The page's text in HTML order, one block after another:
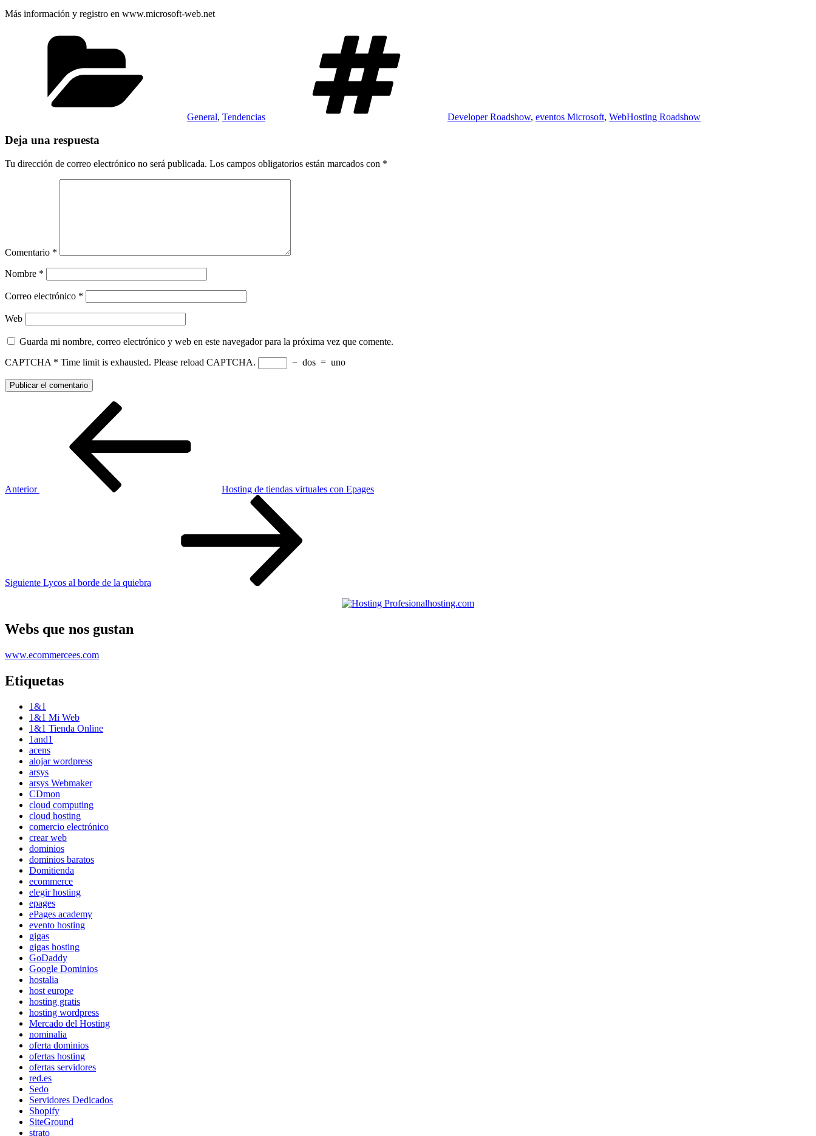
Más información y registro en www.microsoft-web.net
General, Tendencias Developer Roadshow, eventos Microsoft, WebHosting Roadshow
Deja una respuesta
Tu dirección de correo electrónico no será publicada. Los campos obligatorios están marcados con *
Comentario *
Nombre *
Correo electrónico *
Web
Guarda mi nombre, correo electrónico y web en este navegador para la próxima vez que comente.
CAPTCHA * Time limit is exhausted. Please reload CAPTCHA. − dos = uno
Anterior
Hosting de tiendas virtuales con Epages
Siguiente Lycos al borde de la quiebra
Webs que nos gustan
www.ecommercees.com
Etiquetas
1&1
1&1 Mi Web
1&1 Tienda Online
1and1
acens
alojar wordpress
arsys
arsys Webmaker
CDmon
cloud computing
cloud hosting
comercio electrónico
crear web
dominios
dominios baratos
Domitienda
ecommerce
elegir hosting
epages
ePages academy
evento hosting
gigas
gigas hosting
GoDaddy
Google Dominios
hostalia
host europe
hosting gratis
hosting wordpress
Mercado del Hosting
nominalia
oferta dominios
ofertas hosting
ofertas servidores
red.es
Sedo
Servidores Dedicados
Shopify
SiteGround
strato